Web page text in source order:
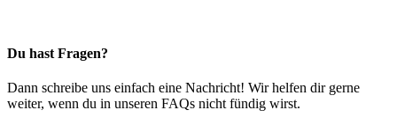
Du hast Fragen?
Dann schreibe uns einfach eine Nachricht! Wir helfen dir gerne
weiter, wenn du in unseren FAQs nicht fündig wirst.